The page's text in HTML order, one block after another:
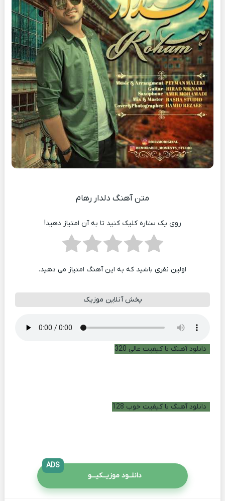
متن آهنگ دلدار رهام
روی یک ستاره کلیک کنید تا به آن امتیاز دهید!
اولین نفری باشید که به این آهنگ امتیاز می دهید.
پخش آنلاین موزیک
دانلود آهنگ با کیفیت عالی 320
دانلود آهنگ با کیفیت خوب 128
دانلــود موزیــکیـــو
ADS